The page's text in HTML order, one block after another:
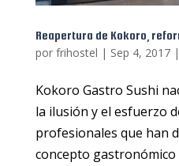
Reapertura de Kokoro,
por frihostel | Sep 4, 2017|
Kokoro Gastro Sushi
la ilusión y el esfuerzo
profesionales que han
concepto gastronómico